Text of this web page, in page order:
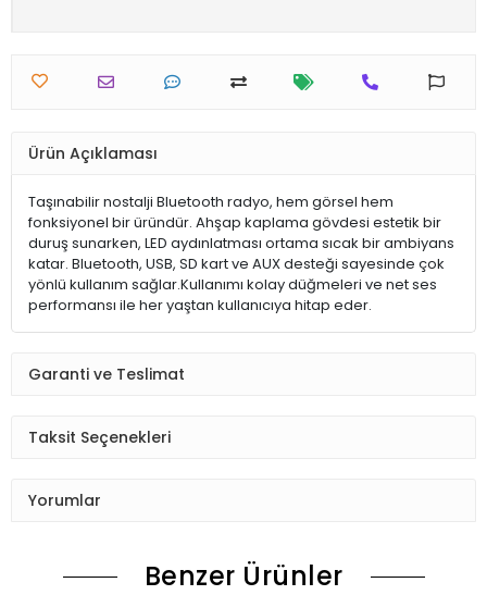
Ürün Açıklaması
Taşınabilir nostalji Bluetooth radyo, hem görsel hem
fonksiyonel bir üründür. Ahşap kaplama gövdesi estetik bir
duruş sunarken, LED aydınlatması ortama sıcak bir ambiyans
katar. Bluetooth, USB, SD kart ve AUX desteği sayesinde çok
yönlü kullanım sağlar.Kullanımı kolay düğmeleri ve net ses
performansı ile her yaştan kullanıcıya hitap eder.
Garanti ve Teslimat
Taksit Seçenekleri
Yorumlar
Benzer Ürünler